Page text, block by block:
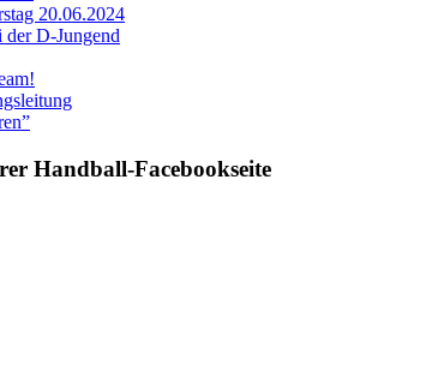
20.06.2024
der D-Jungend
Handball-Facebookseite